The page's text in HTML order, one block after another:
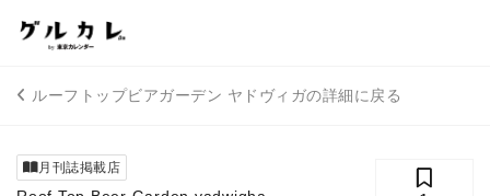
ルーフトップビアガーデン ヤドヴィガの詳細に戻る
月刊誌掲載店